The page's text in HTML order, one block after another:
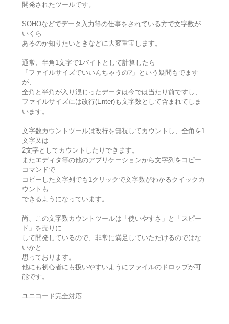
開発されたツールです。
SOHOなどでデータ入力等の仕事をされている方で文字数が
いくら
あるのか知りたいときなどに大変重宝します。
通常、半角1文字で1バイトとして計算したら
「ファイルサイズでいいんちゃうの?」という疑問もでます
が、
全角と半角が入り混じったデータは今では当たり前ですし、
ファイルサイズには改行(Enter)も文字数として含まれてしま
います。
文字数カウントツールは改行を無視してカウントし、全角を1
文字又は
2文字としてカウントしたりできます。
またエディタ等の他のアプリケーションから文字列をコピー
コマンドで
コピーした文字列でも1クリックで文字数がわかるクイックカ
ウントも
できるようになっています。
尚、この文字数カウントツールは「使いやすさ」と「スピー
ド」を売りに
して開発しているので、非常に満足していただけるのではな
いかと
思っております。
他にも初心者にも扱いやすいようにファイルのドロップが可
能です。
ユニコード完全対応